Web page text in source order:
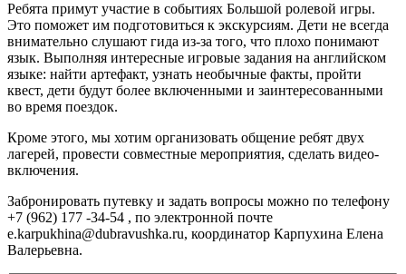
Ребята примут участие в событиях Большой ролевой игры.
Это поможет им подготовиться к экскурсиям. Дети не всегда
внимательно слушают гида из-за того, что плохо понимают
язык. Выполняя интересные игровые задания на английском
языке: найти артефакт, узнать необычные факты, пройти
квест, дети будут более включенными и заинтересованными
во время поездок.
Кроме этого, мы хотим организовать общение ребят двух
лагерей, провести совместные мероприятия, сделать видео-
включения.
Забронировать путевку и задать вопросы можно по телефону
+7 (962) 177 -34-54 , по электронной почте
e.karpukhina@dubravushka.ru, координатор Карпухина Елена
Валерьевна.